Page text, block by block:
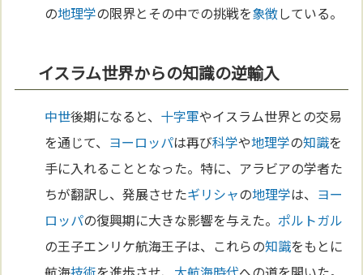
の地理学の限界とその中での挑戦を象徴している。
イスラム世界からの知識の逆輸入
中世後期になると、 十字軍やイスラム世界との交易
を通じて、 ヨーロッパは再び科学や地理学の知識を
手に入れることとなった。特に、アラビアの学者た
ちが翻訳し、発展させたギリシャの地理学は、 ヨー
ロッパの復興期に大きな影響を与えた。 ポルトガル
の王子エンリケ航海王子は、これらの知識をもとに